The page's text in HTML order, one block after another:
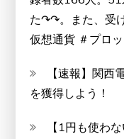
た↷↷。また、受
仮想通貨 ＃プロ
【速報】関西
を獲得しよう！
【1円も使わ